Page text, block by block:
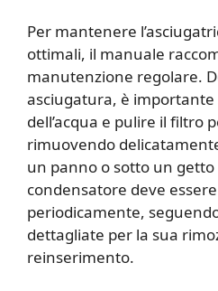
Per mantenere
ottimali, il manuale
manutenzione regolare.
asciugatura, è
dell’acqua e pulire il filtro
rimuovendo
un panno o sotto un getto
condensatore deve
periodicamente,
dettagliate per la sua
reinserimento.